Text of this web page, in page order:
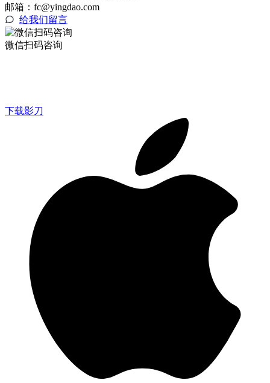
邮箱：fc@yingdao.com
给我们留言
微信扫码咨询
下载影刀